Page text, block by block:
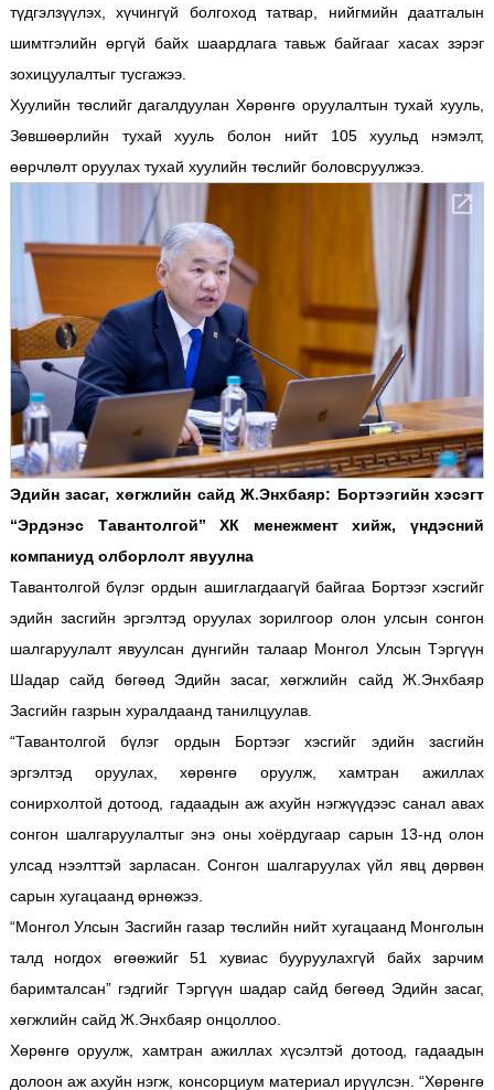
түдгэлзүүлэх, хүчингүй болгоход татвар, нийгмийн даатгалын
шимтгэлийн өргүй байх шаардлага тавьж байгааг хасах зэрэг
зохицуулалтыг тусгажээ.
Хуулийн төслийг дагалдуулан Хөрөнгө оруулалтын тухай хууль,
Зөвшөөрлийн тухай хууль болон нийт 105 хуульд нэмэлт,
өөрчлөлт оруулах тухай хуулийн төслийг боловсруулжээ.
Эдийн засаг, хөгжлийн сайд Ж.Энхбаяр: Бортээгийн хэсэгт
“Эрдэнэс Тавантолгой” ХК менежмент хийж, үндэсний
компаниуд олборлолт явуулна
Тавантолгой бүлэг ордын ашиглагдаагүй байгаа Бортээг хэсгийг
эдийн засгийн эргэлтэд оруулах зорилгоор олон улсын сонгон
шалгаруулалт явуулсан дүнгийн талаар Монгол Улсын Тэргүүн
Шадар сайд бөгөөд Эдийн засаг, хөгжлийн сайд Ж.Энхбаяр
Засгийн газрын хуралдаанд танилцуулав.
“Тавантолгой бүлэг ордын Бортээг хэсгийг эдийн засгийн
эргэлтэд оруулах, хөрөнгө оруулж, хамтран ажиллах
сонирхолтой дотоод, гадаадын аж ахуйн нэгжүүдээс санал авах
сонгон шалгаруулалтыг энэ оны хоёрдугаар сарын 13-нд олон
улсад нээлттэй зарласан. Сонгон шалгаруулах үйл явц дөрвөн
сарын хугацаанд өрнөжээ.
“Монгол Улсын Засгийн газар төслийн нийт хугацаанд Монголын
талд ногдох өгөөжийг 51 хувиас бууруулахгүй байх зарчим
баримталсан” гэдгийг Тэргүүн шадар сайд бөгөөд Эдийн засаг,
хөгжлийн сайд Ж.Энхбаяр онцоллоо.
Хөрөнгө оруулж, хамтран ажиллах хүсэлтэй дотоод, гадаадын
долоон аж ахуйн нэгж, консорциум материал ирүүлсэн. “Хөрөнгө